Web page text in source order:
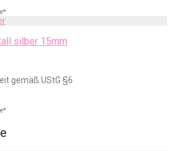
silber 15mm
gemäß UStG §6